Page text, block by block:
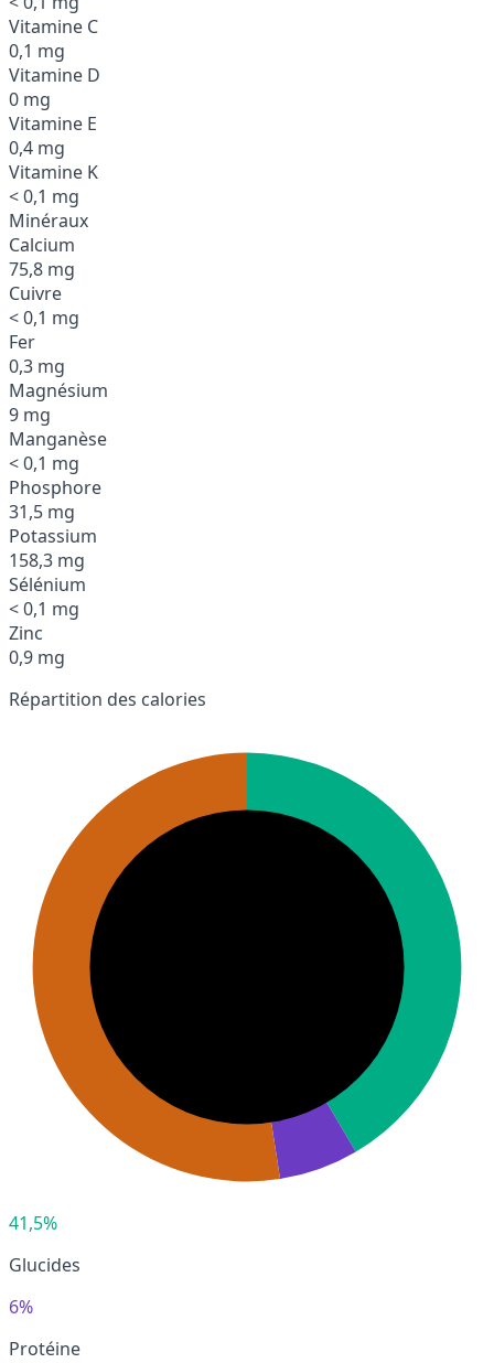
Vitamine C
0,1 mg
Vitamine D
0 mg
Vitamine E
0,4 mg
Vitamine K
< 0,1 mg
Minéraux
Calcium
75,8 mg
Cuivre
< 0,1 mg
Fer
0,3 mg
Magnésium
9 mg
Manganèse
< 0,1 mg
Phosphore
31,5 mg
Potassium
158,3 mg
Sélénium
< 0,1 mg
Zinc
0,9 mg
Répartition des calories
41,5%
Glucides
6%
Protéine